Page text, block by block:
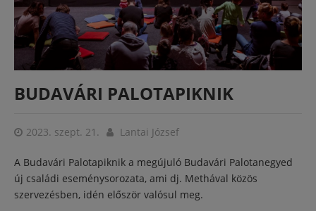
BUDAVÁRI PALOTAPIKNIK
2023. szept. 21. Lantai József
A Budavári Palotapiknik a megújuló Budavári Palotanegyed
új családi eseménysorozata, ami dj. Methával közös
szervezésben, idén először valósul meg.